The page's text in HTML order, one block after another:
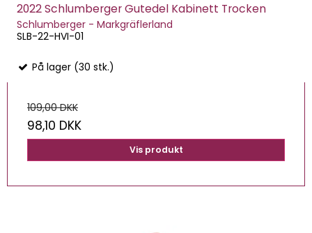
2022 Schlumberger Gutedel Kabinett Trocken
Schlumberger - Markgräflerland
SLB-22-HVI-01
På lager (30 stk.)
109,00 DKK
98,10 DKK
Vis produkt